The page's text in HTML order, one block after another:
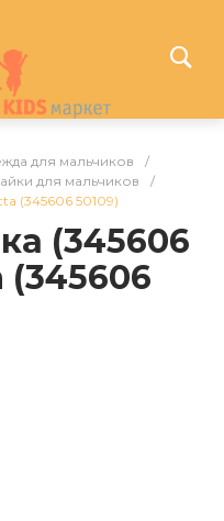
для мальчиков
/
для мальчиков
/
(345606 50109)
(345606
(345606